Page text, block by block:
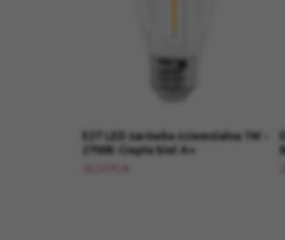
E27 LED żarówka ściemnialna 1W -
2700K Ciepła biel A+